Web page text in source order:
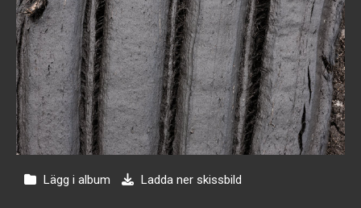
Lägg i album Ladda ner skissbild